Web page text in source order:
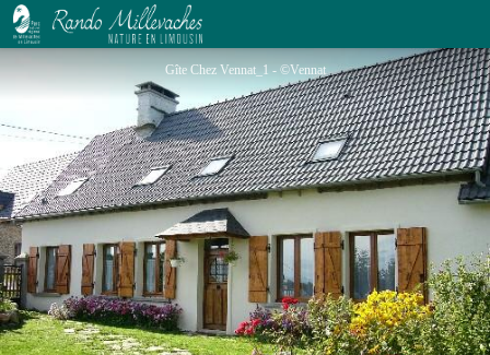
Gîte des Orgues
Gîte Chez Vennat_1 - ©Vennat